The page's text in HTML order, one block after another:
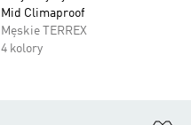
Mid Climaproof
Męskie TERREX
4 kolory